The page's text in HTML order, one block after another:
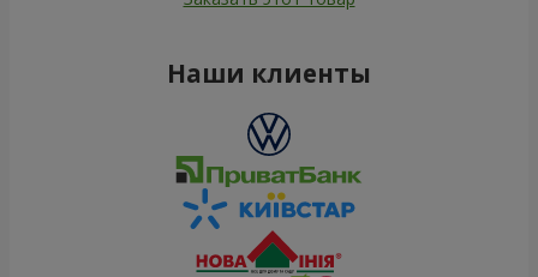
Наши клиенты